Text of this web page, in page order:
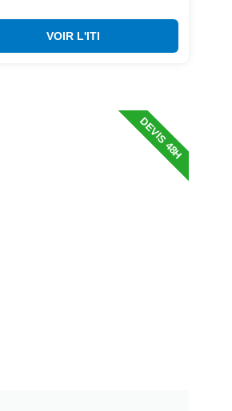
VOIR L'ITI
DEVIS 48H